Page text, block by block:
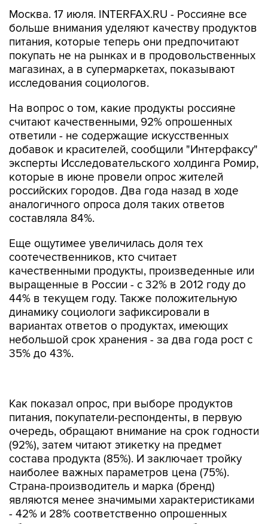
Москва. 17 июля. INTERFAX.RU - Россияне все
больше внимания уделяют качеству продуктов
питания, которые теперь они предпочитают
покупать не на рынках и в продовольственных
магазинах, а в супермаркетах, показывают
исследования социологов.
На вопрос о том, какие продукты россияне
считают качественными, 92% опрошенных
ответили - не содержащие искусственных
добавок и красителей, сообщили "Интерфаксу"
эксперты Исследовательского холдинга Ромир,
которые в июне провели опрос жителей
российских городов. Два года назад в ходе
аналогичного опроса доля таких ответов
составляла 84%.
Еще ощутимее увеличилась доля тех
соотечественников, кто считает
качественными продукты, произведенные или
выращенные в России - с 32% в 2012 году до
44% в текущем году. Также положительную
динамику социологи зафиксировали в
вариантах ответов о продуктах, имеющих
небольшой срок хранения - за два года рост с
35% до 43%.
очередь, обращают внимание на срок годности
(92%), затем читают этикетку на предмет
состава продукта (85%). И заключает тройку
наиболее важных параметров цена (75%).
Страна-производитель и марка (бренд)
являются менее значимыми характеристиками
- 42% и 28% соответственно опрошенных
обращают на это внимание при выборе того
или иного продукта.